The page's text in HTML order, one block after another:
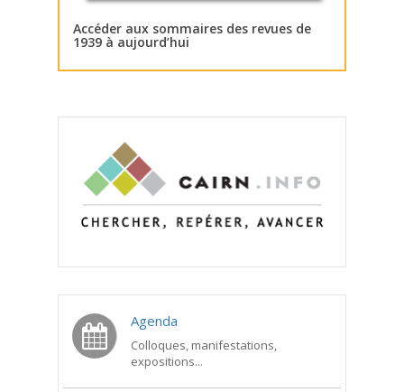
Accéder aux sommaires des revues de
1939 à aujourd’hui
Agenda
Colloques, manifestations,
expositions...